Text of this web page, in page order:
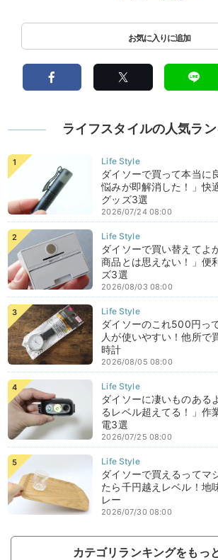
ライフスタイルの人気ラ
ダイソーで買って本当に
悩みが即解消した！」快
グッズ3選
2026/07/24 08:00
ダイソーで買い替えてよ
商品とは思えない！」便
ズ3選
2026/08/03 08:00
ダイソーのこれ500円っ
人が使いやすい！他所で
時計
2026/08/05 08:00
ダイソーに凄いものある
るレベル超えてる！」作
電3選
2026/07/25 08:00
ダイソーで買えるってマ
たら千円越えレベル！地
レー
2026/07/30 08:00
カテゴリランキングをもっ